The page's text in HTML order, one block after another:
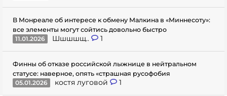
В Монреале об интересе к обмену Малкина в «Миннесоту»:
все элементы могут сойтись довольно быстро
11.01.2026
Шшшшщ.. 1
Финны об отказе российской лыжнице в нейтральном
статусе: наверное, опять «страшная русофобия
05.01.2026
костя луговой 1